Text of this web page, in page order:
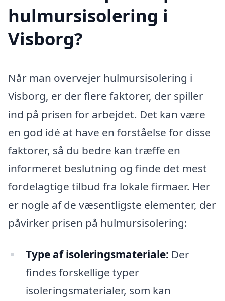
hulmursisolering i
Visborg?
Når man overvejer hulmursisolering i
Visborg, er der flere faktorer, der spiller
ind på prisen for arbejdet. Det kan være
en god idé at have en forståelse for disse
faktorer, så du bedre kan træffe en
informeret beslutning og finde det mest
fordelagtige tilbud fra lokale firmaer. Her
er nogle af de væsentligste elementer, der
påvirker prisen på hulmursisolering:
Type af isoleringsmateriale: Der
findes forskellige typer
isoleringsmaterialer, som kan